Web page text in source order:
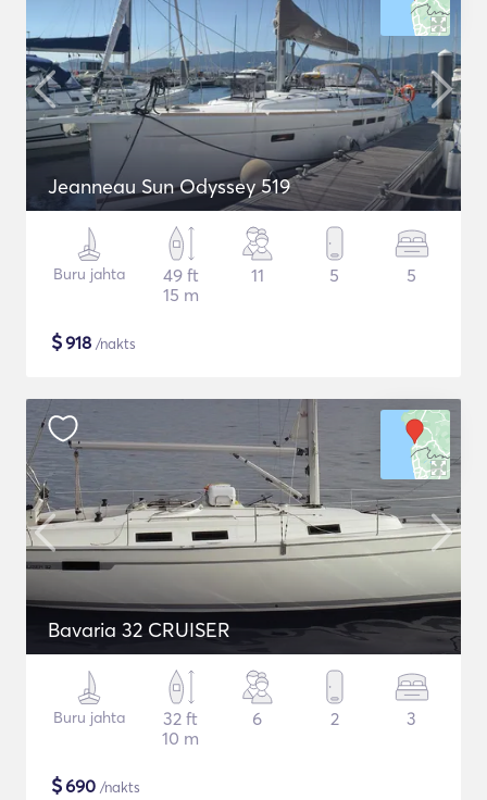
Jeanneau Sun Odyssey 519
Buru jahta
49 ft
15 m
11 5 5
$918 /nakts
Bavaria 32 CRUISER
Buru jahta
32 ft
10 m
6 2 3
$690 /nakts